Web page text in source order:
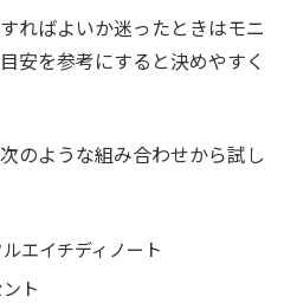
ればよいか迷ったときはモニ
安を参考にすると決めやすく
のような組み合わせから試し
エイチディノート
ト